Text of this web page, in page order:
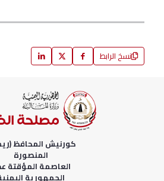
نسخ الرابط
كورنيش المحافظ
المنصورة
العاصمة المؤقتة
الجمهورية